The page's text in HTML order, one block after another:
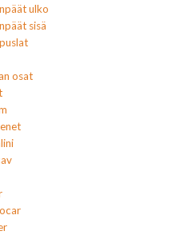
ulko
sisä
osat